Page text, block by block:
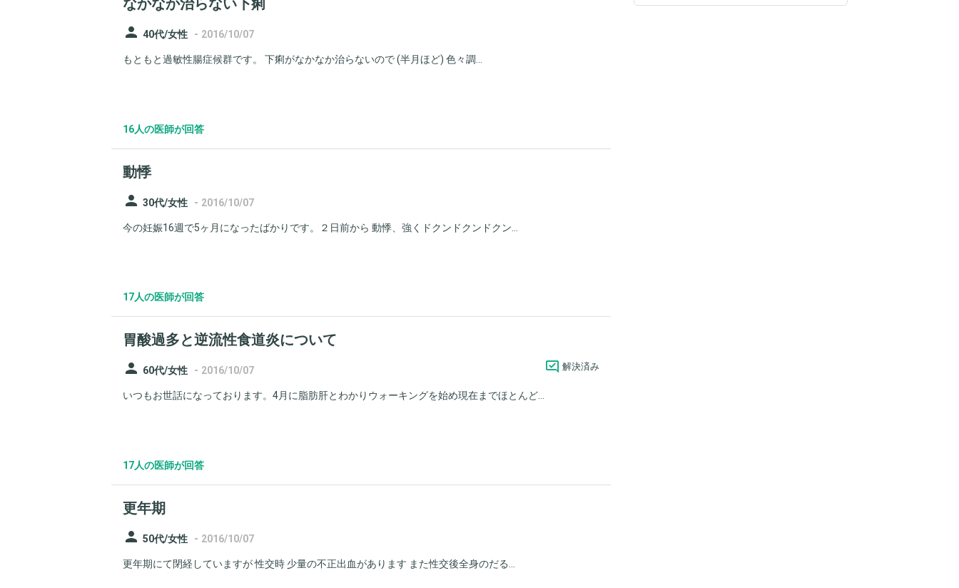
なかなか治らない下痢
person 40代/女性 - 2016/10/07
もともと過敏性腸症候群です。 下痢がなかなか治らないので (半月ほど) 色々調...
16人の医師が回答
動悸
person 30代/女性 - 2016/10/07
今の妊娠16週で5ヶ月になったばかりです。２日前から 動悸、強くドクンドクンドクン...
17人の医師が回答
胃酸過多と逆流性食道炎について
person 60代/女性 - 2016/10/07 解決済み
いつもお世話になっております。4月に脂肪肝とわかりウォーキングを始め現在までほとんど...
17人の医師が回答
更年期
person 50代/女性 - 2016/10/07
更年期にて閉経していますが 性交時 少量の不正出血があります また性交後全身のだる...